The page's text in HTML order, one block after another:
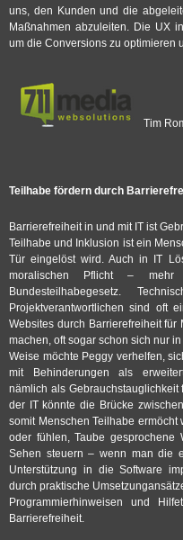
uns, den Kunden und die
Maßnahmen abzuleiten. Die UX
um die Conversions zu optimieren
Tim
Teilhabe fördern durch
Barrierefreiheit in und mit IT ist
Teilhabe und Inklusion ist ein
Tür eingelöst wird. Auch in IT
moralischen Pflicht –
Bundesteilhabegesetz.
Projektverantwortlichen sind oft
Websites durch Barrierefreiheit
machen, oft sogar schon sich nur
Weise möchte Peggy verhelfen,
mit Behinderungen als
nämlich als
der IT könnte die Brücke
somit Menschen Teilhabe
oder fühlen, Taube gesprochene
Sehen steuern – wenn man die
Unterstützung in die Software
durch praktische
Programmierhinweisen und
Barrierefreiheit.